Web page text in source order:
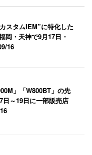
スタムIEM”に特化した
岡・天神で9月17日・
16
」「W800BT」の先
日～19日に一部販売店